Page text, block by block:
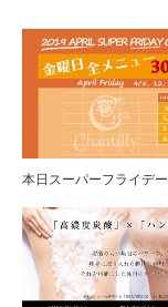
本日スーパーフライデー